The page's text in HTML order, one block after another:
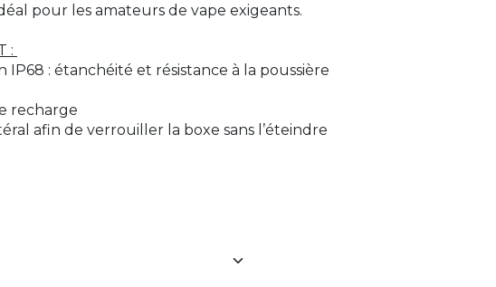
pour les amateurs de vape exigeants.
:
IP68 : étanchéité et résistance à la poussière
recharge
afin de verrouiller la boxe sans l’éteindre